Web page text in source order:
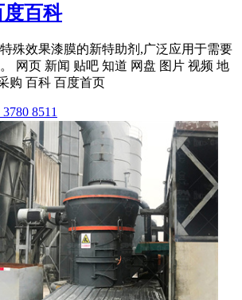
度百科
殊效果漆膜的新特助剂,广泛应用于需要
网页 新闻 贴吧 知道 网盘 图片 视频 地
购 百科 百度首页
8511